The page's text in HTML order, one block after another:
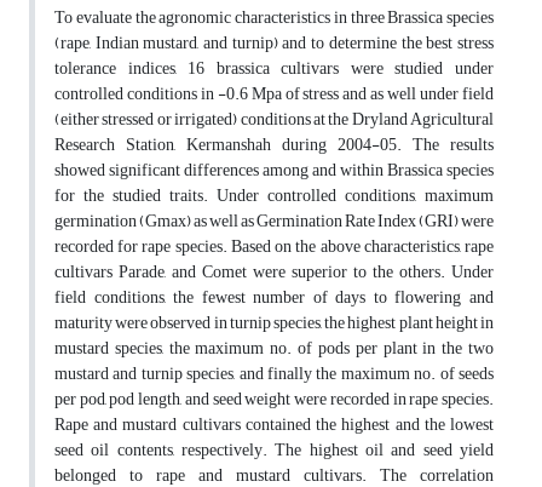
To evaluate the agronomic characteristics in three Brassica species
(rape, Indian mustard, and turnip) and to determine the best stress
tolerance indices, 16 brassica cultivars were studied under
controlled conditions in -0.6 Mpa of stress and as well under field
(either stressed or irrigated) conditions at the Dryland Agricultural
Research Station, Kermanshah during 2004-05. The results
showed significant differences among and within Brassica species
for the studied traits. Under controlled conditions, maximum
germination (Gmax) as well as Germination Rate Index (GRI) were
recorded for rape species. Based on the above characteristics, rape
cultivars Parade, and Comet were superior to the others. Under
field conditions, the fewest number of days to flowering and
maturity were observed in turnip species, the highest plant height in
mustard species, the maximum no. of pods per plant in the two
mustard and turnip species, and finally the maximum no. of seeds
per pod, pod length, and seed weight were recorded in rape species.
Rape and mustard cultivars contained the highest and the lowest
seed oil contents, respectively. The highest oil and seed yield
belonged to rape and mustard cultivars. The correlation